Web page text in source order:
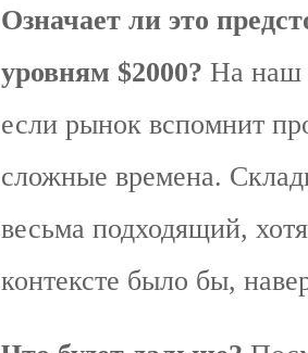
Означает ли это
уровням $2000? На наш
если рынок вспомнит
сложные времена.
весьма подходящий,
контексте было бы,